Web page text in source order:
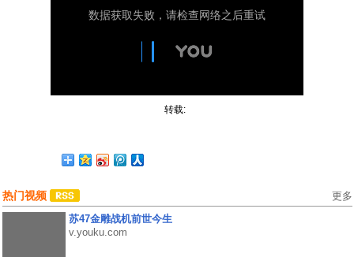
转载:
热门视频 更多
苏47金雕战机前世今生
v.youku.com